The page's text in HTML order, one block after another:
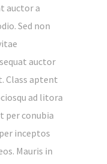
auctor a
Sed non
auctor
Class aptent
ad litora
per conubia
inceptos
Mauris in
100%